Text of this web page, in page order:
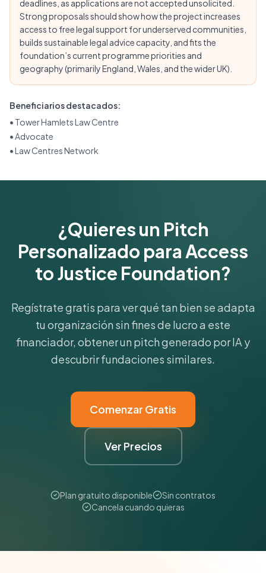
deadlines, as applications are not accepted unsolicited.
Strong proposals should show how the project increases
access to free legal support for underserved communities,
builds sustainable legal advice capacity, and fits the
foundation’s current programme priorities and
geography (primarily England, Wales, and the wider UK).
Beneficiarios destacados:
• Tower Hamlets Law Centre
•Advocate
•Law Centres Network
¿Quieres un Pitch
Personalizado para Access
to Justice Foundation?
Regístrate gratis para ver qué tan bien se adapta
tu organización sin fines de lucro a este
financiador, obtener un pitch generado por IA y
descubrir fundaciones similares.
Comenzar Gratis
Ver Precios
Plan gratuito disponible
Sin contratos
Cancela cuando quieras